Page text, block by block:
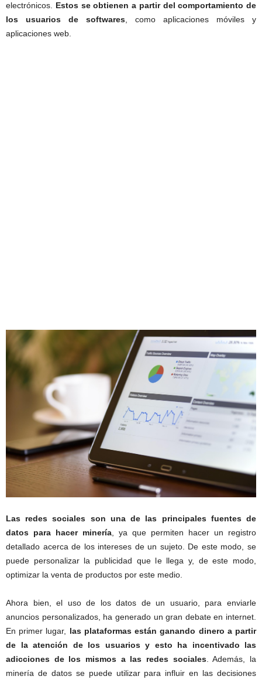
electrónicos. Estos se obtienen a partir del comportamiento de
los usuarios de softwares , como aplicaciones móviles y
aplicaciones web.
Las redes sociales son una de las principales fuentes de
datos para hacer minería , ya que permiten hacer un registro
detallado acerca de los intereses de un sujeto. De este modo, se
puede personalizar la publicidad que le llega y, de este modo,
optimizar la venta de productos por este medio.
Ahora bien, el uso de los datos de un usuario, para enviarle
anuncios personalizados, ha generado un gran debate en internet.
En primer lugar, las plataformas están ganando dinero a partir
de la atención de los usuarios y esto ha incentivado las
adicciones de los mismos a las redes sociales. Además, la
minería de datos se puede utilizar para influir en las decisiones